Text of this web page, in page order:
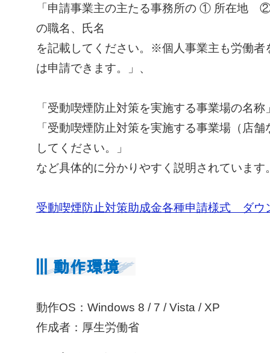
「申請事業主の主たる事務所の ① 所在
の職名、氏名
を記載してください。※個人事業主も労働者
は申請できます。」、
「受動喫煙防止対策を実施する事業場の名称
「受動喫煙防止対策を実施する事業場（店
してください。」
など具体的に分かりやすく説明されています
受動喫煙防止対策助成金各種申請様式 ダウ
動作OS：Windows 8 / 7 / Vista / XP
作成者：厚生労働省